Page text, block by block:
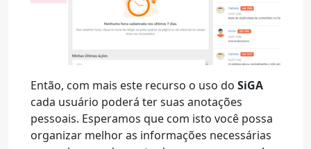
Então, com mais este recurso o uso do SiGA
cada usuário poderá ter suas anotações
pessoais. Esperamos que com isto você possa
organizar melhor as informações necessárias